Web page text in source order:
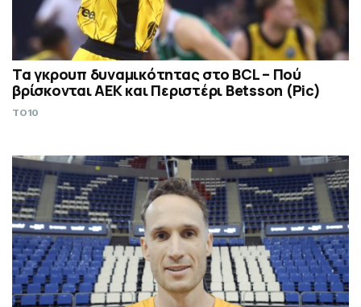
Τα γκρουπ δυναμικότητας στο BCL – Πού
βρίσκονται ΑΕΚ και Περιστέρι Betsson (Pic)
TO10